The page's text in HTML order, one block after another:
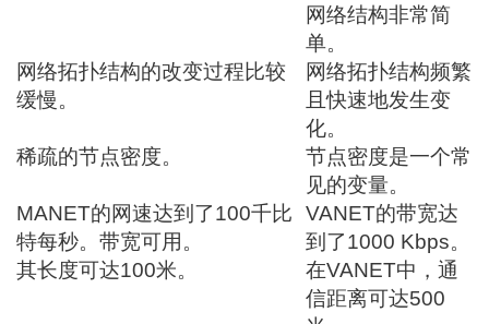
网络结构非常简
单。
网络拓扑结构的改变过程比较
缓慢。
网络拓扑结构频繁
且快速地发生变
化。
稀疏的节点密度。
节点密度是一个常
见的变量。
MANET的网速达到了100千比
特每秒。带宽可用。
VANET的带宽达
到了1000 Kbps。
其长度可达100米。
在VANET中，通
信距离可达500